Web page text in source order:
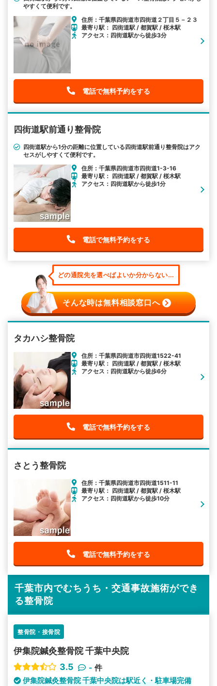
やすくて便利です。
住所：千葉県四街道市四街道２丁目５－２３
最寄り駅： 四街道駅 / 都賀駅 / 桜木駅
アクセス：四街道駅から徒歩3分
電話で無料予約をする
四街道駅前通り整骨院
四街道駅から1分の距離に位置している四街道駅前通り整骨院はアク
セスがしやすくて便利です。
住所：千葉県四街道市四街道1-3-16
最寄り駅： 四街道駅 / 都賀駅 / 桜木駅
アクセス：四街道駅から徒歩1分
電話で無料予約をする
どの通院先を選べばよいか分からない...
そんな時は無料相談窓口へ
タカハシ整骨院
住所：千葉県四街道市四街道1522-41
最寄り駅： 四街道駅 / 都賀駅 / 桜木駅
アクセス：四街道駅から徒歩6分
電話で無料予約をする
さとう整骨院
住所：千葉県四街道市四街道1511-11
最寄り駅： 四街道駅 / 都賀駅 / 桜木駅
アクセス：四街道駅から徒歩10分
電話で無料予約をする
千葉市内でむちうち・交通事故施術ができ
る整骨院
整骨院・接骨院
伊集院鍼灸整骨院 千葉中央院
3.5
- 件
伊集院鍼灸整骨院 千葉中央院は駅近く・駐車場完備